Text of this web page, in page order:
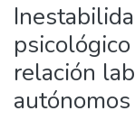
relación